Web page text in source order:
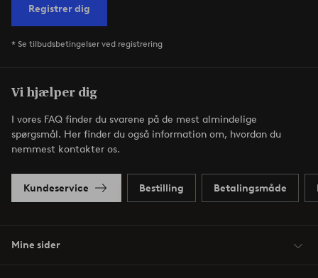
Registrer dig
* Se tilbudsbetingelser ved registrering
Vi hjælper dig
I vores FAQ finder du svarene på de mest almindelige
spørgsmål. Her finder du også information om, hvordan du
nemmest kontakter os.
Kundeservice Bestilling Betalingsmåde
Mine sider